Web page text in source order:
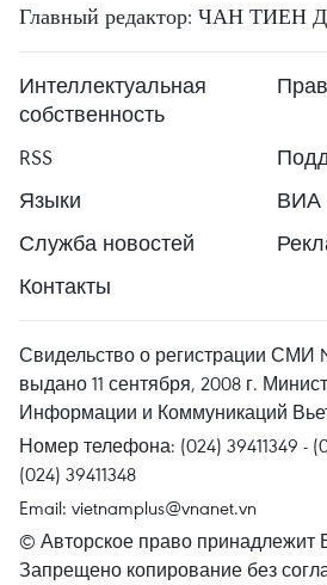
Главный редактор: ЧАН ТИЕН
Интеллектуальная
собственность
RSS
Языки
ВИА
Служба новостей
Контакты
Свидельство о регистрации СМИ
выдано 11 сентября, 2008 г.
Информации и Коммуникаций
Номер телефона: (024) 39411349 -
(024) 39411348
Email: vietnamplus@vnanet.vn
© Авторское право
Запрещено копирование без